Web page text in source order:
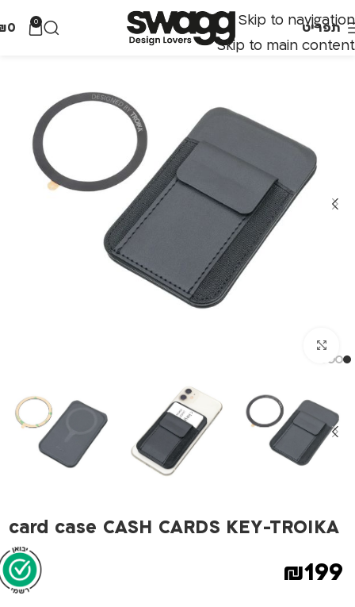
Skip to navigation
Skip to main content
תפריט 0
0
card case CASH CARDS KEY-TROIKA
₪199